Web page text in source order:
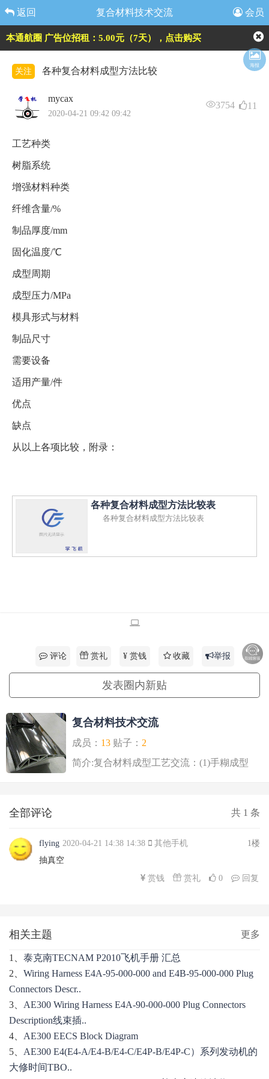
返回 复合材料技术交流 会员
本通航圈 广告位招租：5.00元（7天），点击购买
关注 各种复合材料成型方法比较
mycax
2020-04-21 09:42 09:42
3754 11
工艺种类
树脂系统
增强材料种类
纤维含量/%
制品厚度/mm
固化温度/℃
成型周期
成型压力/MPa
模具形式与材料
制品尺寸
需要设备
适用产量/件
优点
缺点
从以上各项比较，附录：
各种复合材料成型方法比较表
各种复合材料成型方法比较表
评论 赏礼 ¥ 赏钱 收藏 举报
发表圈内新贴
复合材料技术交流
成员： 13 贴子： 2
简介:复合材料成型工艺交流：(1)手糊成型
全部评论 共 1 条
flying 2020-04-21 14:38 14:38 其他手机
1楼
抽真空
赏钱 赏礼 0 回复
相关主题 更多
1、 泰克南TECNAM P2010飞机手册 汇总
2、 Wiring Harness E4A-95-000-000 and E4B-95-000-000 Plug
Connectors Descr..
3、 AE300 Wiring Harness E4A-90-000-000 Plug Connectors
Description线束插..
4、 AE300 EECS Block Diagram
5、 AE300 E4(E4-A/E4-B/E4-C/E4P-B/E4P-C）系列发动机的
大修时间TBO..
海报